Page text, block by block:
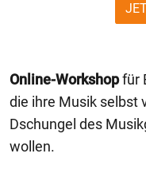
Online-Workshopfür
die ihre Musik selbst
Dschungel des
wollen.